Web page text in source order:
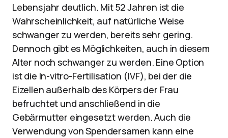
Lebensjahr deutlich. Mit 52 Jahren ist die
Wahrscheinlichkeit, auf natürliche Weise
schwanger zu werden, bereits sehr gering.
Dennoch gibt es Möglichkeiten, auch in diesem
Alter noch schwanger zu werden. Eine Option
ist die In-vitro-Fertilisation (IVF), bei der die
Eizellen außerhalb des Körpers der Frau
befruchtet und anschließend in die
Gebärmutter eingesetzt werden. Auch die
Verwendung von Spendersamen kann eine